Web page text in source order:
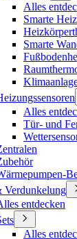
Alles
Smarte
Smarte
Alles
Tür- und
Verdunkelung
entdecken
Alles